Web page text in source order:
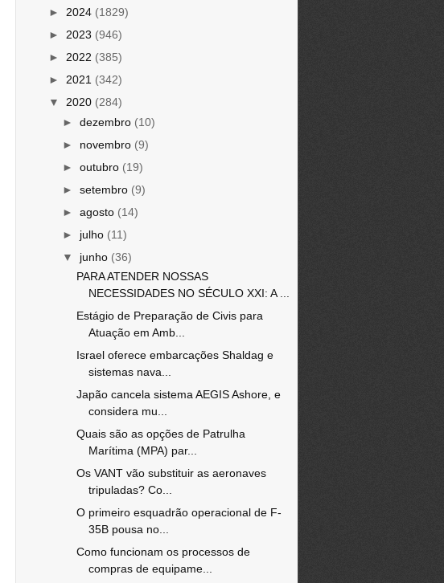
► 2024 (1829)
► 2023 (946)
► 2022 (385)
► 2021 (342)
▼ 2020 (284)
► dezembro (10)
► novembro (9)
► outubro (19)
► setembro (9)
► agosto (14)
► julho (11)
▼ junho (36)
PARA ATENDER NOSSAS
NECESSIDADES NO SÉCULO XXI: A ...
Estágio de Preparação de Civis para
Atuação em Amb...
Israel oferece embarcações Shaldag e
sistemas nava...
Japão cancela sistema AEGIS Ashore, e
considera mu...
Quais são as opções de Patrulha
Marítima (MPA) par...
Os VANT vão substituir as aeronaves
tripuladas? Co...
O primeiro esquadrão operacional de F-
35B pousa no...
Como funcionam os processos de
compras de equipame...